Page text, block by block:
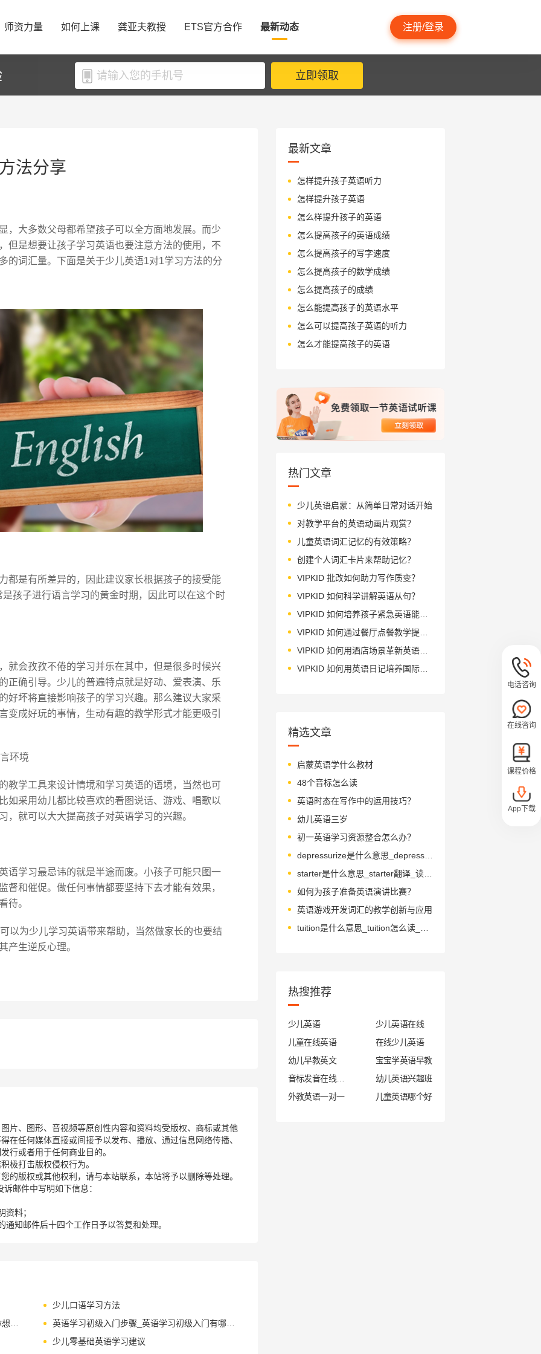
师资力量 如何上课 龚亚夫教授 ETS官方合作 最新动态 注册/登录
立即领取
法分享
，大多数父母都希望孩子可以全方面地发展。而少
但是想要让孩子学习英语也要注意方法的使用，不
的词汇量。下面是关于少儿英语1对1学习方法的分
都是有所差异的，因此建议家长根据孩子的接受能
孩子进行语言学习的黄金时期，因此可以在这个时
就会孜孜不倦的学习并乐在其中，但是很多时候兴
正确引导。少儿的普遍特点就是好动、爱表演、乐
好坏将直接影响孩子的学习兴趣。那么建议大家采
变成好玩的事情，生动有趣的教学形式才能更吸引
环境
教学工具来设计情境和学习英语的语境，当然也可
如采用幼儿都比较喜欢的看图说话、游戏、唱歌以
，就可以大大提高孩子对英语学习的兴趣。
语学习最忌讳的就是半途而废。小孩子可能只图一
督和催促。做任何事情都要坚持下去才能有效果，
待。
以为少儿学习英语带来帮助，当然做家长的也要结
产生逆反心理。
片、图形、音视频等原创性内容和资料均受版权、商标或其他
在任何媒体直接或间接予以发布、播放、通过信息网络传播、
行或者用于任何商业目的。
极打击版权侵权行为。
的版权或其他权利，请与本站联系，本站将予以删除等处理。
邮件中写明如下信息：
料；
知邮件后十四个工作日予以答复和处理。
少儿口语学习方法
英语学习初级入门步骤_英语学习初级入门有哪些好方法
少儿零基础英语学习建议
最新文章
怎样提升孩子英语听力
怎样提升孩子英语
怎么样提升孩子的英语
怎么提高孩子的英语成绩
怎么提高孩子的写字速度
怎么提高孩子的数学成绩
怎么提高孩子的成绩
怎么能提高孩子的英语水平
怎么可以提高孩子英语的听力
怎么才能提高孩子的英语
热门文章
少儿英语启蒙：从简单日常对话开始
对教学平台的英语动画片观赏？
儿童英语词汇记忆的有效策略？
创建个人词汇卡片来帮助记忆？
VIPKID 批改如何助力写作质变？
VIPKID 如何科学讲解英语从句？
VIPKID 如何培养孩子紧急英语能力？
VIPKID 如何通过餐厅点餐教学提升少儿英语应用能力？
VIPKID 如何用酒店场景革新英语教学？
VIPKID 如何用英语日记培养国际化人才？
精选文章
启蒙英语学什么教材
48个音标怎么读
英语时态在写作中的运用技巧？
幼儿英语三岁
初一英语学习资源整合怎么办？
depressurize是什么意思_depressurize怎么读_音标di-'preʃəraɪz
starter是什么意思_starter翻译_读音_用法_翻译
如何为孩子准备英语演讲比赛？
英语游戏开发词汇的教学创新与应用
热搜推荐
少儿英语
少儿英语在线
儿童在线英语
在线少儿英语
幼儿早教英文
宝宝学英语早教
幼儿英语兴趣班
外教英语一对一
儿童英语哪个好
电话咨询
在线咨询
课程价格
App下载